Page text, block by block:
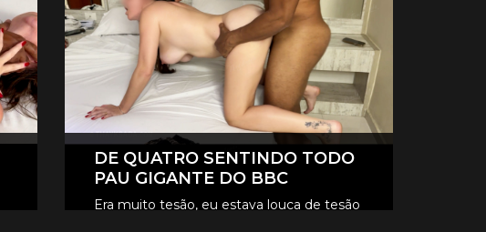
DE QUATRO SENTINDO TODO
PAU GIGANTE DO BBC
Era muito tesão, eu estava louca de tesão